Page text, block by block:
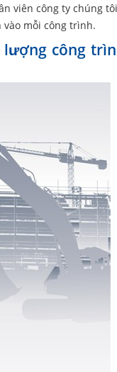
viên công ty chúng
mỗi công trình.
lượng công